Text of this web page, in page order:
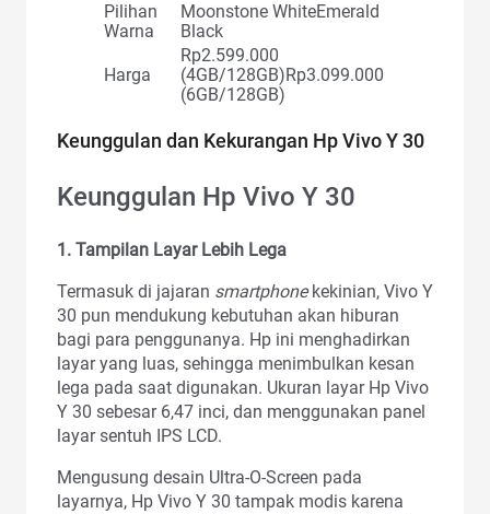
Pilihan
Warna
Moonstone WhiteEmerald
Black
Harga
Rp2.599.000
(4GB/128GB)Rp3.099.000
(6GB/128GB)
Keunggulan dan Kekurangan Hp Vivo Y 30
Keunggulan Hp Vivo Y 30
1. Tampilan Layar Lebih Lega
Termasuk di jajaran smartphonekekinian, Vivo Y
30 pun mendukung kebutuhan akan hiburan
bagi para penggunanya. Hp ini menghadirkan
layar yang luas, sehingga menimbulkan kesan
lega pada saat digunakan. Ukuran layar Hp Vivo
Y 30 sebesar 6,47 inci, dan menggunakan panel
layar sentuh IPS LCD.
Mengusung desain Ultra-O-Screen pada
layarnya, Hp Vivo Y 30 tampak modis karena